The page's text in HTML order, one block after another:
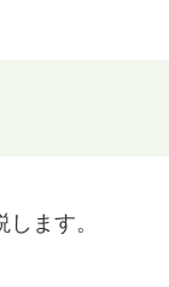
ます。